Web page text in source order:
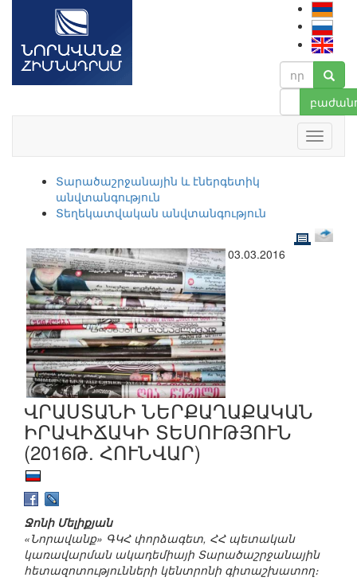
Տարածաշրջանային և էներգետիկ
անվտանգություն
Տեղեկատվական անվտանգություն
03.03.2016
ՎՐԱՍՏԱՆԻ ՆԵՐՔԱՂԱՔԱԿԱՆ
ԻՐԱՎԻՃԱԿԻ ՏԵՍՈՒԹՅՈՒՆ
(2016Թ. ՀՈՒՆՎԱՐ)
Ջոնի Մելիքյան
«Նորավանք» ԳԿՀ փորձագետ, ՀՀ պետական
կառավարման ակադեմիայի Տարածաշրջանային
հետազոտությունների կենտրոնի գիտաշխատող։